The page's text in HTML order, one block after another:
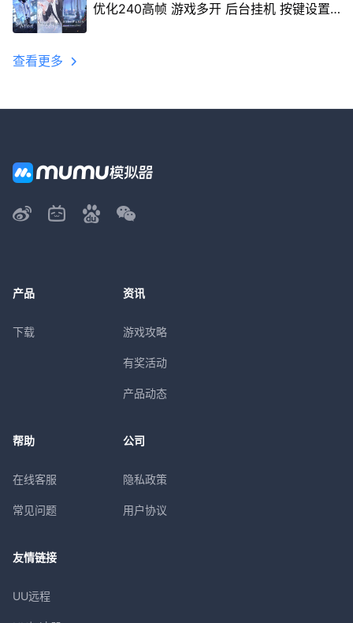
优化240高帧 游戏多开 后台挂机 按键设置
查看更多
产品
下载
资讯
游戏攻略
有奖活动
产品动态
帮助
在线客服
常见问题
公司
隐私政策
用户协议
友情链接
UU远程